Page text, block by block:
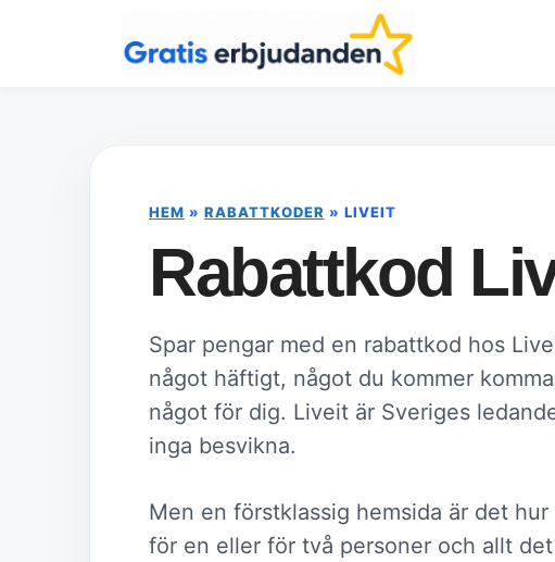
HEM »RABATTKODER » LIVEIT
Rabattkod
Spar pengar med en rabattkod hos
något häftigt, något du kommer
något för dig. Liveit är Sveriges
inga besvikna.
Men en förstklassig hemsida är det
för en eller för två personer och allt